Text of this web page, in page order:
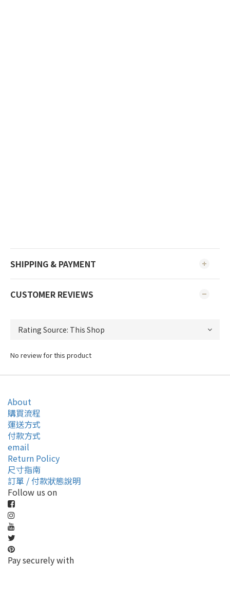
SHIPPING & PAYMENT
CUSTOMER REVIEWS
No review for this product
About
購買流程
運送方式
付款方式
email
Return Policy
尺寸指南
訂單 / 付款狀態說明
Follow us on
Pay securely with